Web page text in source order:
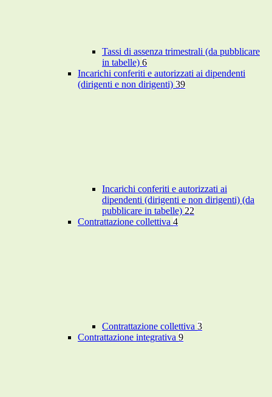
Tassi di assenza trimestrali (da pubblicare
in tabelle) 6
Incarichi conferiti e autorizzati ai dipendenti
(dirigenti e non dirigenti) 39
Incarichi conferiti e autorizzati ai
dipendenti (dirigenti e non dirigenti) (da
pubblicare in tabelle) 22
Contrattazione collettiva 4
Contrattazione collettiva 3
Contrattazione integrativa 9